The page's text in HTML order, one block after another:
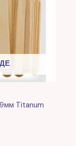
Titanum